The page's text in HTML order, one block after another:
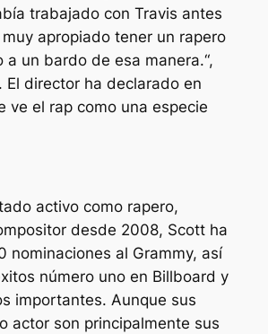
trabajado con Travis antes
apropiado tener un rapero
a un bardo de esa manera.“,
El director ha declarado en
ve el rap como una especie
activo como rapero,
desde 2008, Scott ha
nominaciones al Grammy, así
número uno en Billboard y
importantes. Aunque sus
actor son principalmente sus